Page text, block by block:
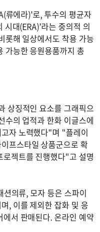
류에라)'로, 투수의 평균자
시대(ERA)'라는 중의적 의
롯해 일상에서도 착용 가능
가능한 응원용품까지 총
상징적인 요소를 그래픽으
수의 업적과 한화 이글스에
자 노력했다"며 "플레이
프스타일 상품군으로 확
젝트를 진행했다"고 설명
의류, 모자 등은 스파이
, 이를 제외한 잡화 및 응
서 판매된다. 온라인 예약